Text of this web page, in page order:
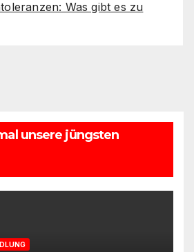
Was gibt es zu
unsere jüngsten